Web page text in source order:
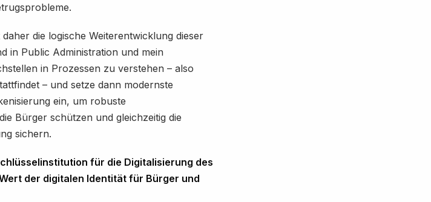
die logische Weiterentwicklung dieser
in Public Administration und mein
in Prozessen zu verstehen – also
– und setze dann modernste
ein, um robuste
Bürger schützen und gleichzeitig die
sichern.
für die Digitalisierung des
der digitalen Identität für Bürger und